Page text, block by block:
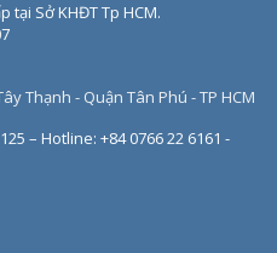
tại Sở KHĐT Tp HCM.
Thạnh - Quận Tân Phú - TP HCM
– Hotline: +84 0766 22 6161 -